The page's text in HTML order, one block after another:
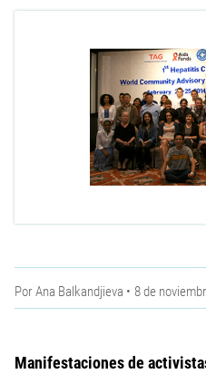
PorAna Balkandjieva 8 de
Manifestaciones de